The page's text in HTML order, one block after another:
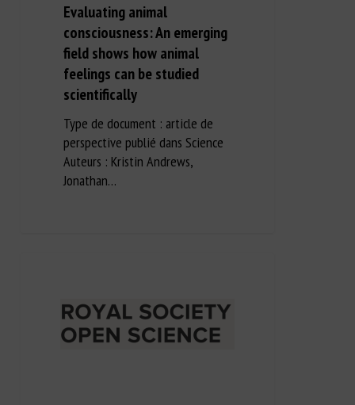
Evaluating animal
consciousness: An emerging
field shows how animal
feelings can be studied
scientifically
Type de document : article de
perspective publié dans Science
Auteurs : Kristin Andrews,
Jonathan…